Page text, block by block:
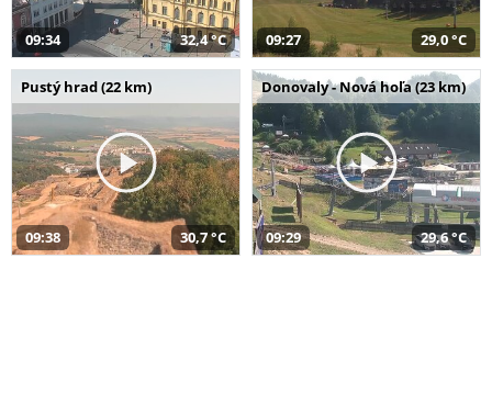
09:34 32,4 °C 09:27 29,0 °C
Pustý hrad (22 km)
09:38 30,7 °C
Donovaly - Nová hoľa (23 km)
09:29 29,6 °C